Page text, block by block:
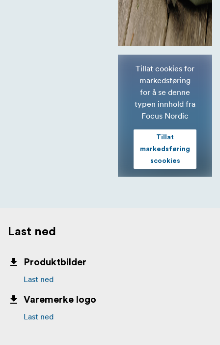
Tillat cookies for
markedsføring
for å se denne
typen innhold fra
Focus Nordic
Tillat
markedsføring
scookies
Last ned
Produktbilder
Last ned
Varemerke logo
Last ned